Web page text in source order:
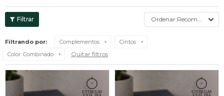
Recomendados
Filtrando por: Complementos
Cintos
Color: Combinado Quitar filtros